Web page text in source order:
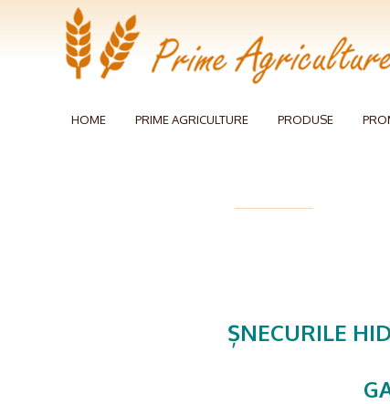
HOME PRIME AGRICULTURE PRODUSE
ȘNECURILE